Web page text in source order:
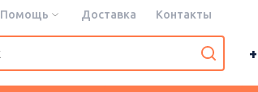
Помощь Доставка Контакты